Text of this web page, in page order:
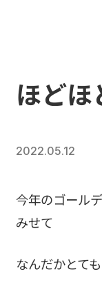
ほどほ
2022.05.12
今年のゴール
みせて
なんだかとて